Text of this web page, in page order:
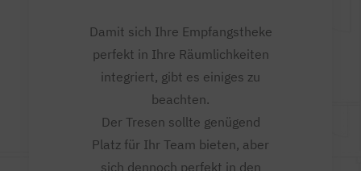
Damit sich Ihre Empfangstheke
perfekt in Ihre Räumlichkeiten
integriert, gibt es einiges zu
beachten.
Der Tresen sollte genügend
Platz für Ihr Team bieten, aber
sich dennoch perfekt in den